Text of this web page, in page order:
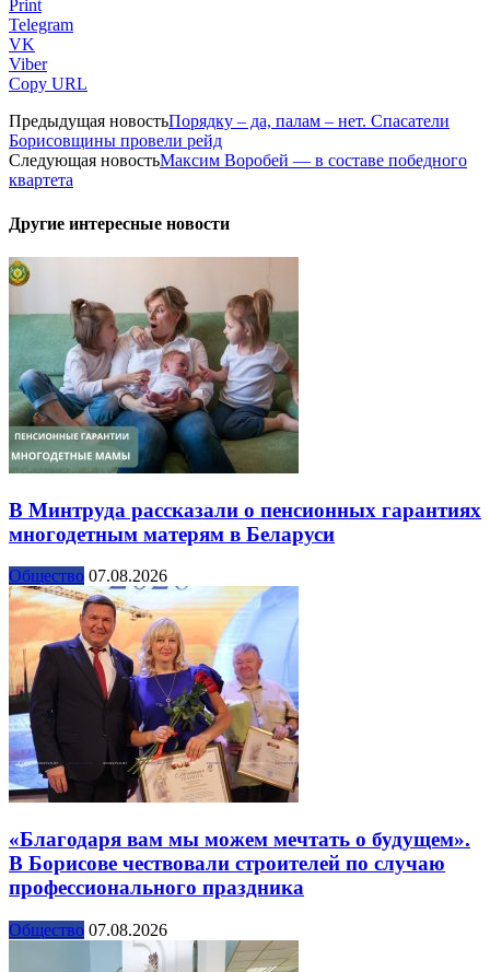
Print
Telegram
VK
Viber
Copy URL
Предыдущая новостьПорядку – да, палам – нет. Спасатели
Борисовщины провели рейд
Следующая новостьМаксим Воробей — в составе победного
квартета
Другие интересные новости
В Минтруда рассказали о пенсионных гарантиях
многодетным матерям в Беларуси
Общество 07.08.2026
«Благодаря вам мы можем мечтать о будущем».
В Борисове чествовали строителей по случаю
профессионального праздника
Общество 07.08.2026